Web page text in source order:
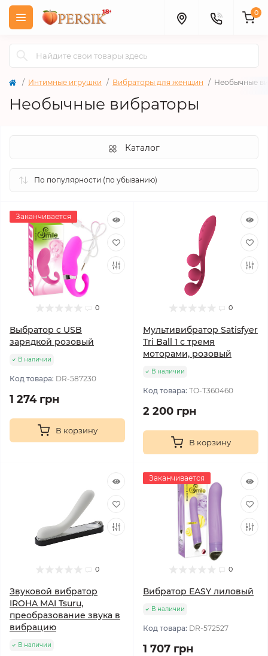
0
Интимные игрушки Вибраторы для женщин Необычные
Необычные вибраторы
Каталог
Заканчивается
0
Выбратор c USB
зарядкой розовый
В наличии
Код товара: DR-587230
1 274 грн
В корзину
0
Мультивибратор Satisfyer
Tri Ball 1 с тремя
моторами, розовый
В наличии
Код товара: TO-T360460
2 200 грн
В корзину
0
Звуковой вибратор
IROHA MAI Tsuru,
преобразование звука в
вибрацию
В наличии
Заканчивается
0
Вибратор EASY лиловый
В наличии
Код товара: DR-572527
1 707 грн